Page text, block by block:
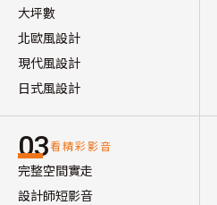
大坪數
北歐風設計
現代風設計
日式風設計
03看精彩影音
完整空間實走
設計師短影音